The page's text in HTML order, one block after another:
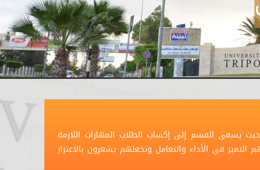
تأسس القسم خلال العام الجامعي 2007/2008 حيث يسعى القسم إلى إكساب الطلاب المهارات اللازمة
في الأداء والتعامل وتجعلهم يشعرون بالاعتزاز